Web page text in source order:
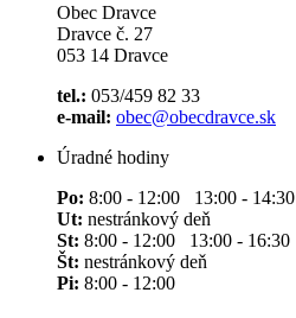
Obec Dravce
Dravce č. 27
053 14 Dravce
tel.: 053/459 82 33
e-mail: obec@obecdravce.sk
Úradné hodiny
Po: 8:00 - 12:00 13:00 - 14:30
Ut: nestránkový deň
St: 8:00 - 12:00 13:00 - 16:30
Št: nestránkový deň
Pi: 8:00 - 12:00